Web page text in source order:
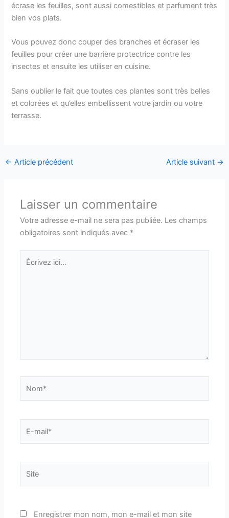
écrase les feuilles, sont aussi comestibles et parfument très
bien vos plats.
Vous pouvez donc couper des branches et écraser les
feuilles pour créer une barrière protectrice contre les
insectes et ensuite les utiliser en cuisine.
Sans oublier le fait que toutes ces plantes sont très belles
et colorées et qu’elles embellissent votre jardin ou votre
terrasse.
← Article précédent Article suivant →
Laisser un commentaire
Votre adresse e-mail ne sera pas publiée. Les champs
obligatoires sont indiqués avec *
ici…
mail*
Enregistrer mon nom, mon e-mail et mon site